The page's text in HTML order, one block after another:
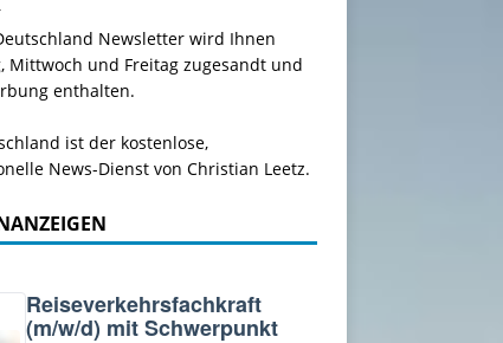
Newsletter wird Ihnen
Mittwoch und Freitag zugesandt und
enthalten.
ist der kostenlose,
News-Dienst von Christian Leetz.